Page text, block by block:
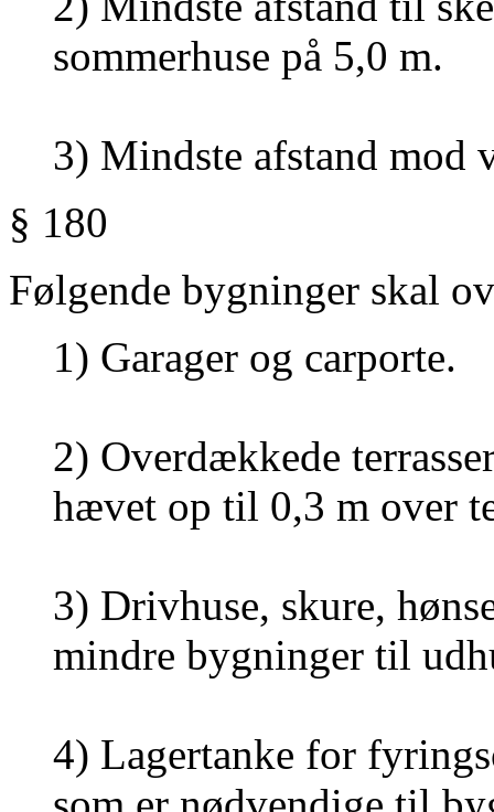
sommerhuse på 5,0 m.
3) Mindste afstand mod
§ 180
Følgende bygninger skal
1) Garager og carporte.
2) Overdækkede
hævet op til 0,3 m over
3) Drivhuse, skure,
mindre bygninger til
4) Lagertanke for